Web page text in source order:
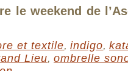
le weekend de
et textile, indigo,
Lieu, ombrelle